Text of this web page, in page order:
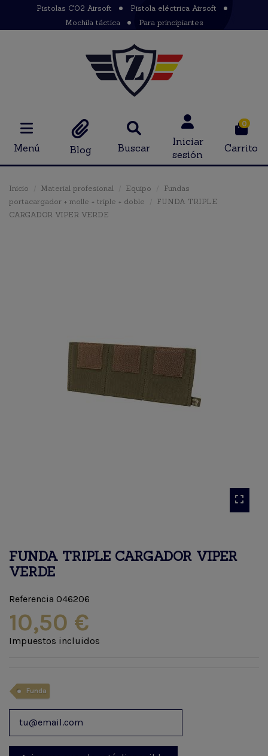
Pistolas CO2 Airsoft
Pistola eléctrica Airsoft
Mochila táctica
Para principiantes
Menú Blog Buscar
Iniciar
sesión
0
Carrito
Inicio Material profesional Equipo
Fundas
portacargador + molle + triple + doble
FUNDA TRIPLE
CARGADOR VIPER VERDE
FUNDA TRIPLE CARGADOR VIPER
VERDE
Referencia 046206
10,50 €
Impuestos incluidos
Funda